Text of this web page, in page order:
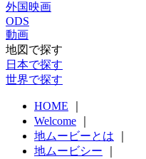
外国映画
ODS
動画
地図で探す
日本で探す
世界で探す
HOME
Welcome
地ムービーとは
地ムービシー